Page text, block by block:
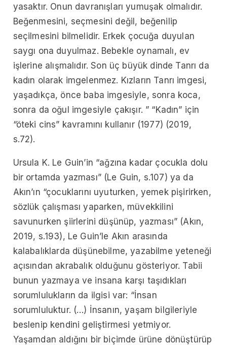
yasaktır. Onun davranışları yumuşak olmalıdır.
Beğenmesini, seçmesini değil, beğenilip
seçilmesini bilmelidir. Erkek çocuğa duyulan
saygı ona duyulmaz. Bebekle oynamalı, ev
işlerine alışmalıdır. Son üç büyük dinde Tanrı da
kadın olarak imgelenmez. Kızların Tanrı imgesi,
yaşadıkça, önce baba imgesiyle, sonra koca,
sonra da oğul imgesiyle çakışır. ” “Kadın” için
“öteki cins” kavramını kullanır (1977) (2019,
s.72).
Ursula K. Le Guin’in “ağzına kadar çocukla dolu
bir ortamda yazması” (Le Guin, s.107) ya da
Akın’ın “çocuklarını uyuturken, yemek pişirirken,
sözlük çalışması yaparken, müvekkilini
savunurken şiirlerini düşünüp, yazması” (Akın,
2019, s.193), Le Guin’le Akın arasında
kalabalıklarda düşünebilme, yazabilme yeteneği
açısından akrabalık olduğunu gösteriyor. Tabii
bunun yazmaya ve insana karşı taşıdıkları
sorumlulukların da ilgisi var: “İnsan
sorumluluktur. (…) İnsanın, yaşam bilgileriyle
beslenip kendini geliştirmesi yetmiyor.
Yaşamdan aldığını bir biçimde ürüne dönüştürüp